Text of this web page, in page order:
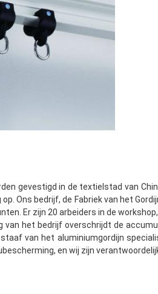
gevestigd in de textielstad van
Ons bedrijf, de Fabriek van het
Er zijn 20 arbeiders in de
het bedrijf overschrijdt de
van het aluminiumgordijn
en wij zijn